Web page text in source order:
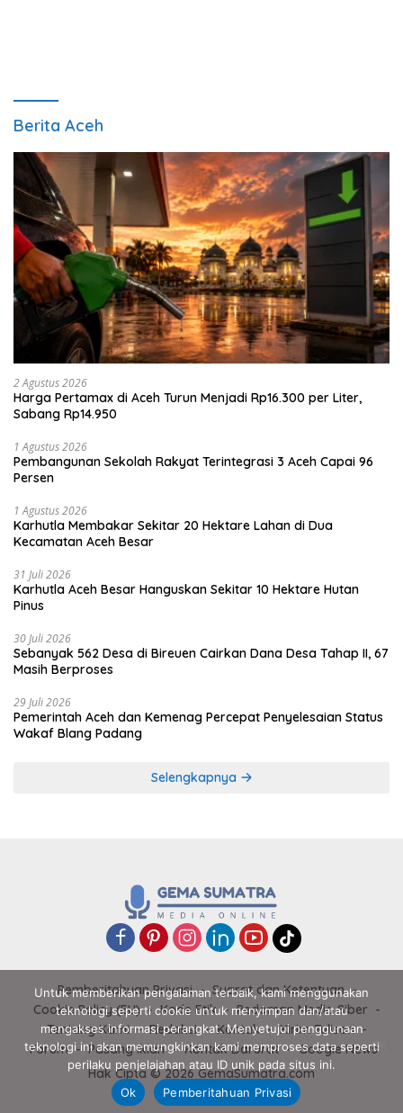
Berita Aceh
2 Agustus 2026
Harga Pertamax di Aceh Turun Menjadi Rp16.300 per Liter,
Sabang Rp14.950
1 Agustus 2026
Pembangunan Sekolah Rakyat Terintegrasi 3 Aceh Capai 96
Persen
1 Agustus 2026
Karhutla Membakar Sekitar 20 Hektare Lahan di Dua
Kecamatan Aceh Besar
31 Juli 2026
Karhutla Aceh Besar Hanguskan Sekitar 10 Hektare Hutan
Pinus
30 Juli 2026
Sebanyak 562 Desa di Bireuen Cairkan Dana Desa Tahap II, 67
Masih Berproses
29 Juli 2026
Pemerintah Aceh dan Kemenag Percepat Penyelesaian Status
Wakaf Blang Padang
Selengkapnya
Pemberitahuan Privasi
Syarat dan Ketentuan
Cookie Policy (EU)
Kode Etik
Pedoman Media Siber
Tentang Kami
Redaksi Kontak
Kirim Tulisan
Forum
Pasang Iklan Kontak Darurat
Google News
Hak Cipta © 2026 GemaSumatra.com
Untuk memberikan pengalaman terbaik, kami menggunakan
teknologi seperti cookie untuk menyimpan dan/atau
mengakses informasi perangkat. Menyetujui penggunaan
teknologi ini akan memungkinkan kami memproses data seperti
perilaku penjelajahan atau ID unik pada situs ini.
Ok
Pemberitahuan Privasi